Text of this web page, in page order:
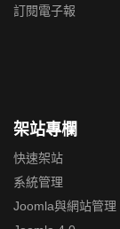
訂閱電子報
架站專欄
快速架站
系統管理
Joomla與網站管理